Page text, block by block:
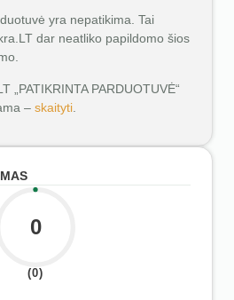
yra nepatikima. Tai
dar neatliko papildomo šios
„PATIKRINTA PARDUOTUVĖ“
– skaityti
0
(0)